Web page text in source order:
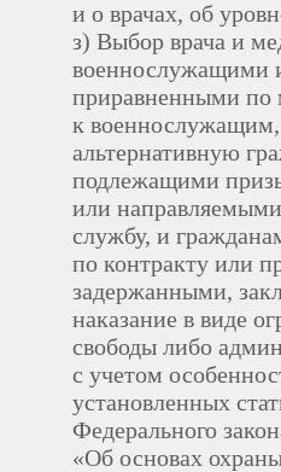
и о врачах, об
з) Выбор врача и
военнослужащими
приравненными по
к
альтернативную
подлежащими
или
службу, и
по контракту или
задержанными,
наказание в виде
свободы либо
с учетом
установленных
Федерального
«Об основах